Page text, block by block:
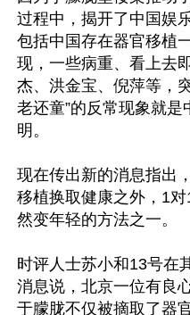
过程中，揭开了中国娱
包括中国存在器官移植
现，一些病重、看上去
杰、洪金宝、倪萍等，
老还童”的反常现象就
明。
现在传出新的消息指出
移植换取健康之外，1
然变年轻的方法之一。
时评人士苏小和13号在
消息说，北京一位有良
于朦胧不仅被摘取了器